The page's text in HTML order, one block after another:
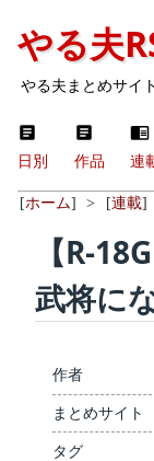
やる夫
やる夫まとめサイ
日別 作品 連
[ホーム] > [連載]
【R-
武将に
作者
まとめサイト
タグ